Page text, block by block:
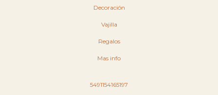
Decoración
Vajilla
Regalos
Mas info
5491154165197